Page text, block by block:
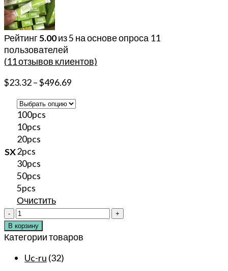
Рейтинг5.00из 5 на основе опроса 11
пользователей
(11отзывов клиентов)
$23.32–$496.69
SX
100pcs
10pcs
20pcs
2pcs
30pcs
50pcs
5pcs
Очистить
Количество
товара
Новинка
крема
В корзину
Категории товаров
Uc-ru (32)